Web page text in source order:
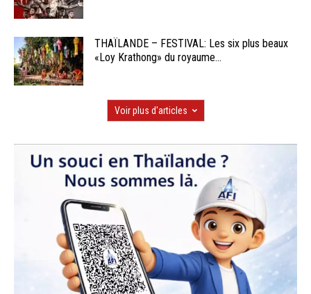
THAÏLANDE – FESTIVAL: Les six plus beaux
«Loy Krathong» du royaume...
Voir plus d'articles